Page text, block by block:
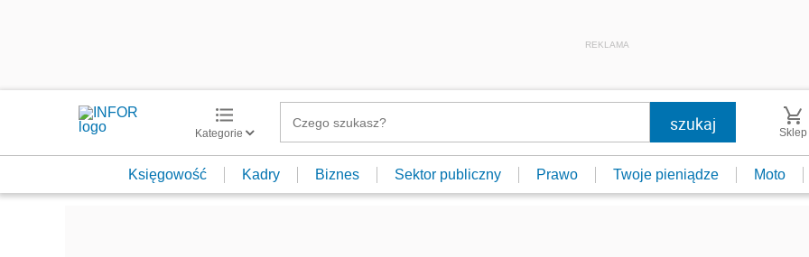
REKLAMA
Kategorie Sklep
Księgowość Kadry Biznes Sektor publiczny Prawo Twoje pieniądze Moto